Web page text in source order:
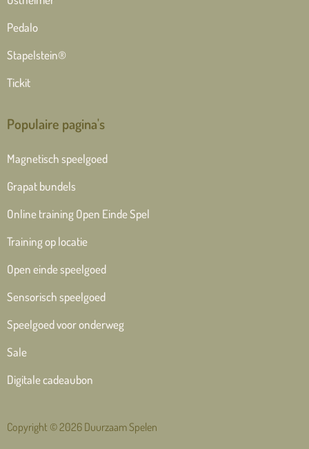
Pedalo
Stapelstein®
Tickit
Populaire pagina's
Magnetisch speelgoed
Grapat bundels
Online training Open Einde Spel
Training op locatie
Open einde speelgoed
Sensorisch speelgoed
Speelgoed voor onderweg
Sale
Digitale cadeaubon
Copyright © 2026 Duurzaam Spelen